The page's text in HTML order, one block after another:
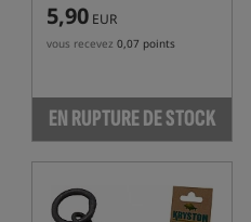
5,90 EUR
vous recevez 0,07 points
EN RUPTURE DE STOCK